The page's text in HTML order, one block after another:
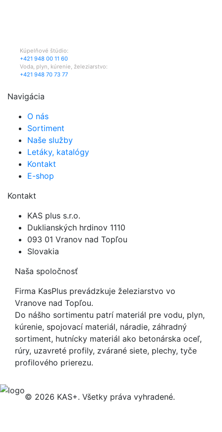
Kúpelňové štúdio:
+421 948 00 11 60
Voda, plyn, kúrenie, železiarstvo:
+421 948 70 73 77
Navigácia
O nás
Sortiment
Naše služby
Letáky, katalógy
Kontakt
E-shop
Kontakt
KAS plus s.r.o.
Duklianských hrdinov 1110
093 01 Vranov nad Topľou
Slovakia
Naša spoločnosť
Firma KasPlus prevádzkuje železiarstvo vo
Vranove nad Topľou.
Do nášho sortimentu patrí materiál pre vodu, plyn,
kúrenie, spojovací materiál, náradie, záhradný
sortiment, hutnícky materiál ako betonárska oceľ,
rúry, uzavreté profily, zvárané siete, plechy, tyče
profilového prierezu.
© 2026 KAS+. Všetky práva vyhradené.